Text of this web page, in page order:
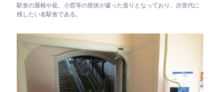
駅舎の屋根や庇、小窓等の形状が凝った造りとなっており、次世代に
残したい名駅舎である。